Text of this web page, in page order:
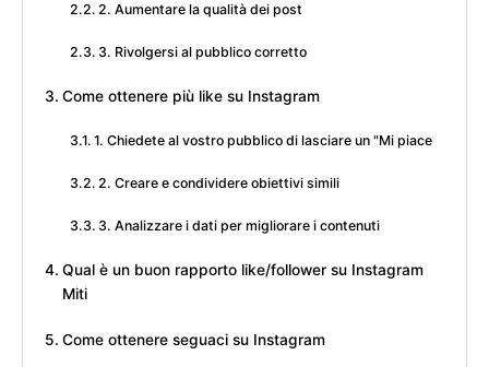
2. Aumentare la qualità dei post
3. Rivolgersi al pubblico corretto
Come ottenere più like su Instagram
1. Chiedete al vostro pubblico di lasciare un "Mi piace
2. Creare e condividere obiettivi simili
3. Analizzare i dati per migliorare i contenuti
Qual è un buon rapporto like/follower su Instagram
Miti
Come ottenere seguaci su Instagram